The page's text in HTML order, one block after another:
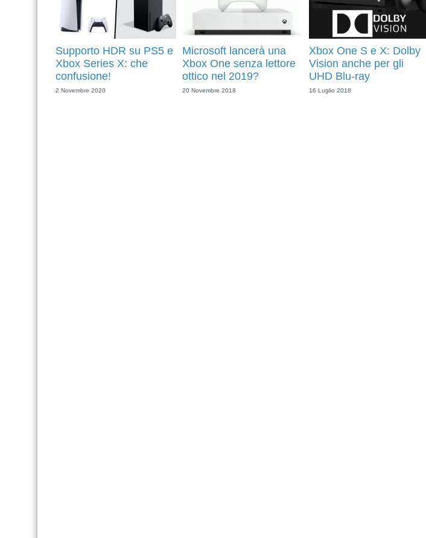
Supporto HDR su PS5 e
Xbox Series X: che
confusione!
2 Novembre 2020
Microsoft lancerà una
Xbox One senza lettore
ottico nel 2019?
20 Novembre 2018
Xbox One S e X: Dolby
Vision anche per gli
UHD Blu-ray
16 Luglio 2018